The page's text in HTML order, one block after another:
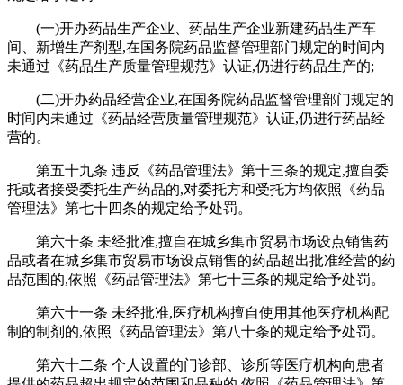
(一)开办药品生产企业、药品生产企业新建药品生产车
间、新增生产剂型,在国务院药品监督管理部门规定的时间内
未通过《药品生产质量管理规范》认证,仍进行药品生产的;
(二)开办药品经营企业,在国务院药品监督管理部门规定的
时间内未通过《药品经营质量管理规范》认证,仍进行药品经
营的。
第五十九条 违反《药品管理法》第十三条的规定,擅自委
托或者接受委托生产药品的,对委托方和受托方均依照《药品
管理法》第七十四条的规定给予处罚。
第六十条 未经批准,擅自在城乡集市贸易市场设点销售药
品或者在城乡集市贸易市场设点销售的药品超出批准经营的药
品范围的,依照《药品管理法》第七十三条的规定给予处罚。
第六十一条 未经批准,医疗机构擅自使用其他医疗机构配
制的制剂的,依照《药品管理法》第八十条的规定给予处罚。
第六十二条 个人设置的门诊部、诊所等医疗机构向患者